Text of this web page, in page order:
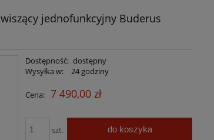
jednofunkcyjny Buderus
Dostępność: dostępny
Wysyłka w:
24 godziny
Cena: 7 490,00 zł
szt. do koszyka
Bezprzewodowy programowany
260,00 zł